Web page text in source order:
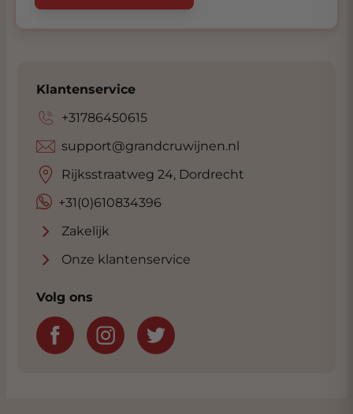
Klantenservice
+31786450615
+31(0)610834396
support@grandcruwijnen.nl
Rijksstraatweg 24, Dordrecht
Zakelijk
Onze klantenservice
Volg ons